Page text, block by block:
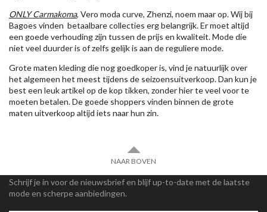
ONLY Carmakoma, Vero moda curve, Zhenzi, noem maar op. Wij bij
Bagoes vinden betaalbare collecties erg belangrijk. Er moet altijd
een goede verhouding zijn tussen de prijs en kwaliteit. Mode die
niet veel duurder is of zelfs gelijk is aan de reguliere mode.
Grote maten kleding die nog goedkoper is, vind je natuurlijk over
het algemeen het meest tijdens de seizoensuitverkoop. Dan kun je
best een leuk artikel op de kop tikken, zonder hier te veel voor te
moeten betalen. De goede shoppers vinden binnen de grote
maten uitverkoop altijd iets naar hun zin.
NAAR BOVEN
Schrijf je in voor de nieuwsbrief en blijf up-to-date met de laatste
mode en scherpe aanbiedingen.